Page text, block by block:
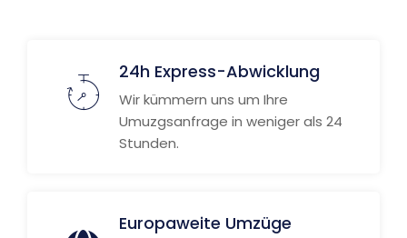
24h Express-Abwicklung
Wir kümmern uns um Ihre
Umuzgsanfrage in weniger als 24
Stunden.
Europaweite Umzüge